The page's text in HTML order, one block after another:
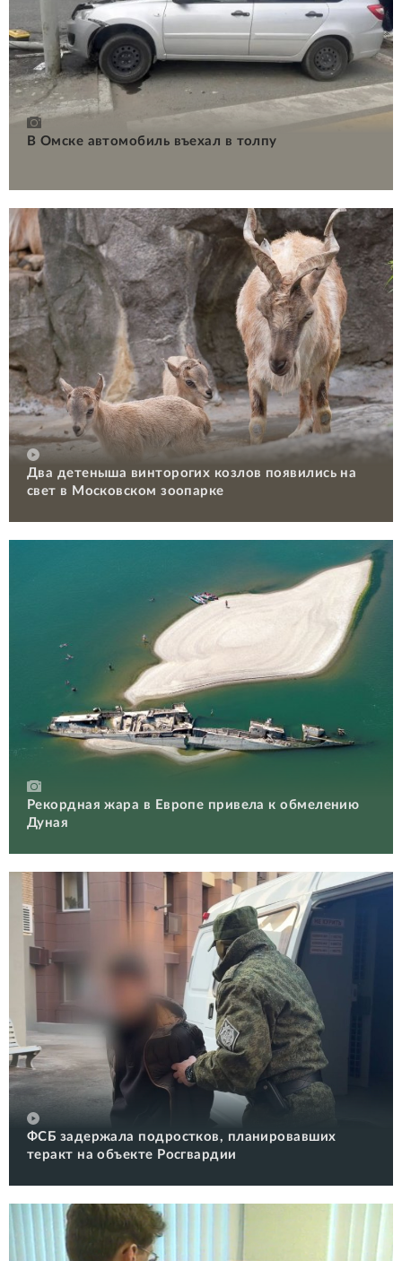
В Омске автомобиль въехал в толпу
Два детеныша винторогих козлов появились на
свет в Московском зоопарке
Рекордная жара в Европе привела к обмелению
Дуная
ФСБ задержала подростков, планировавших
теракт на объекте Росгвардии